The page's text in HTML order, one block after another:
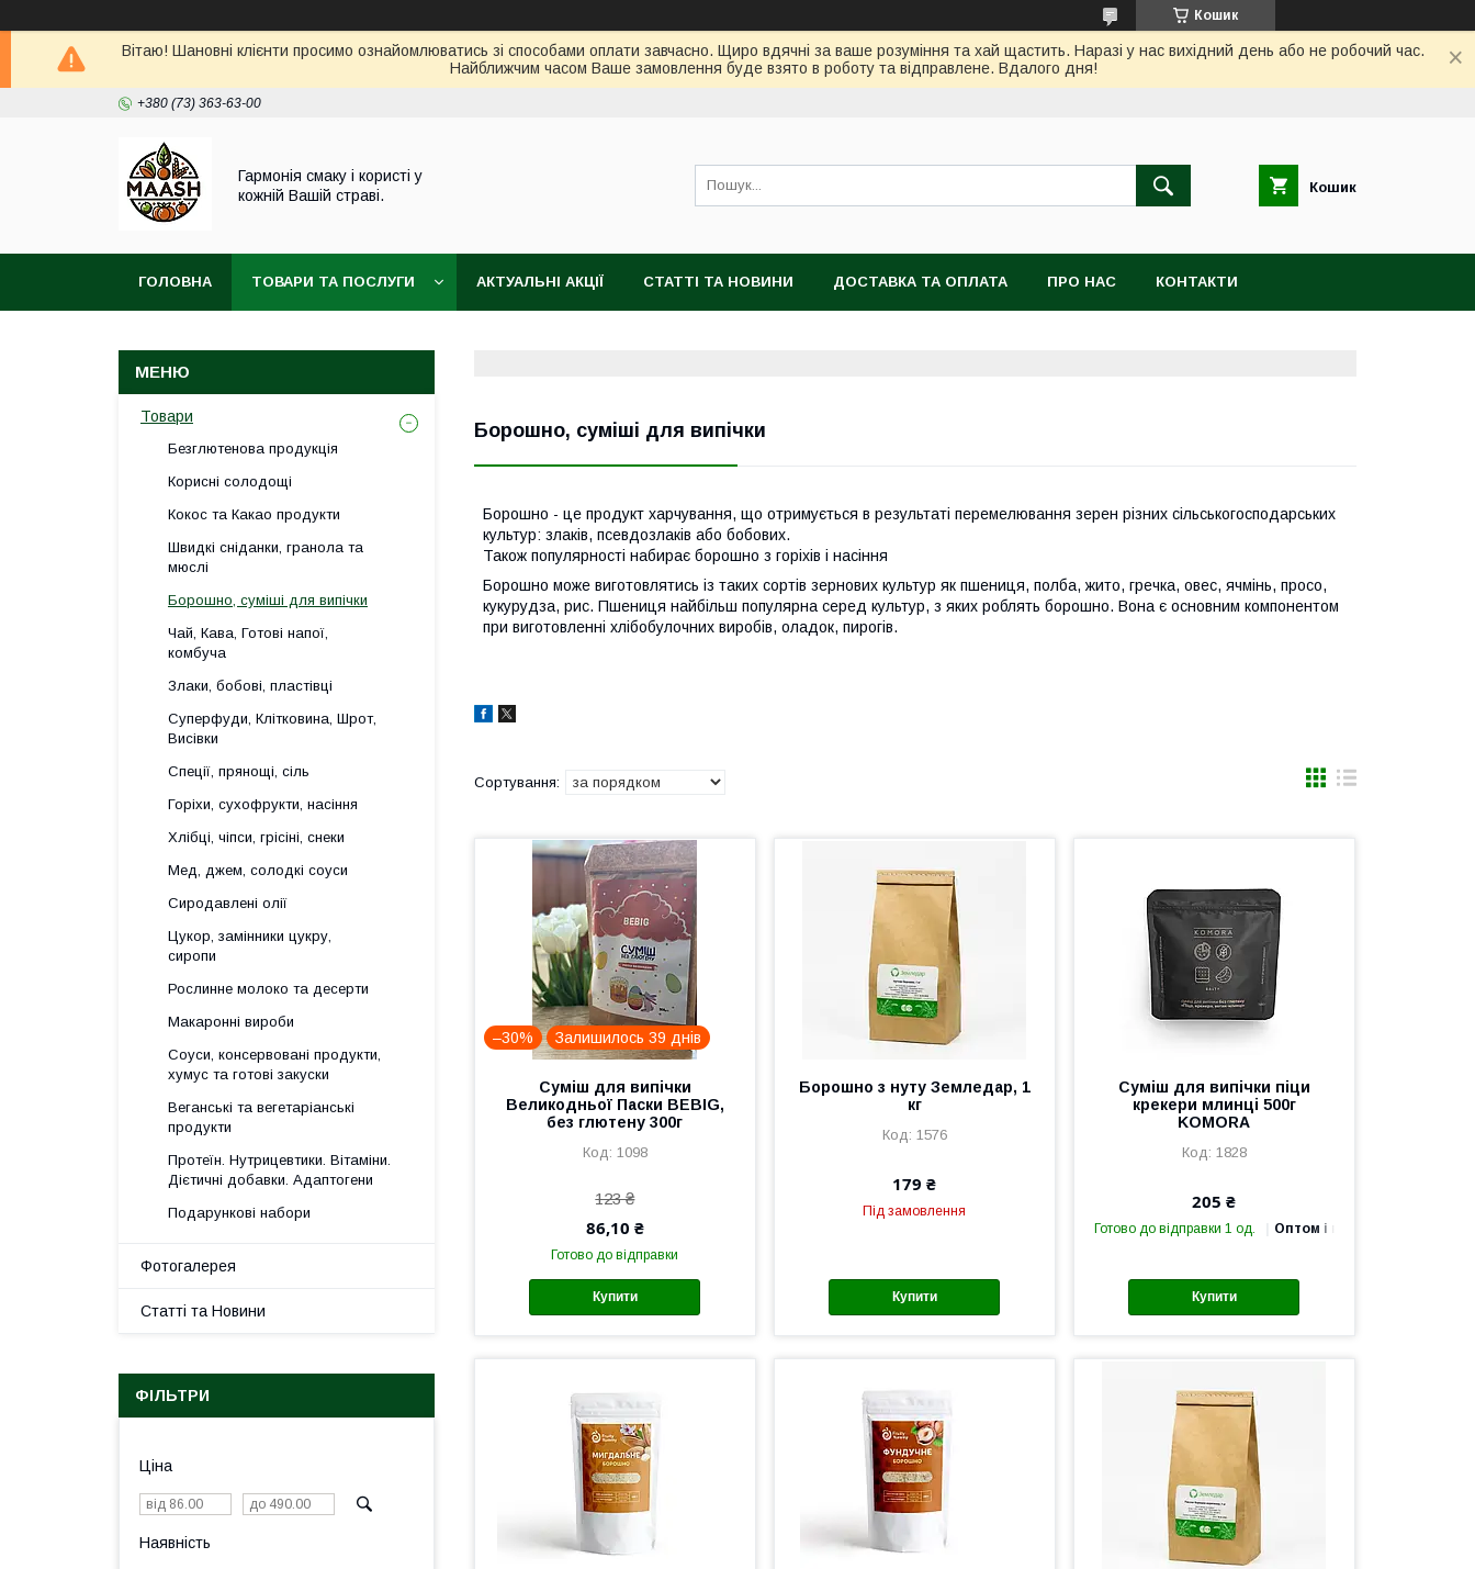
Кошик
Вітаю! Шановні клієнти просимо ознайомлюватись зі способами оплати завчасно. Щиро вдячні за ваше розуміння та хай щастить. Наразі у нас вихідний день або не робочий час.
Найближчим часом Ваше замовлення буде взято в роботу та відправлене. Вдалого дня!
+380 (73) 363-63-00
Гармонія смаку і користі у
кожній Вашій страві.
Кошик
ГОЛОВНА ТОВАРИ ТА ПОСЛУГИ АКТУАЛЬНІ АКЦІЇ СТАТТІ ТА НОВИНИ ДОСТАВКА ТА ОПЛАТА ПРО НАС КОНТАКТИ
Борошно, суміші для випічки
Борошно - це продукт харчування, що отримується в результаті перемелювання зерен різних сільськогосподарських
культур: злаків, псевдозлаків або бобових.
Також популярності набирає борошно з горіхів і насіння
Борошно може виготовлятись із таких сортів зернових культур як пшениця, полба, жито, гречка, овес, ячмінь, просо,
кукурудза, рис. Пшениця найбільш популярна серед культур, з яких роблять борошно. Вона є основним компонентом
при виготовленні хлібобулочних виробів, оладок, пирогів.
–30% Залишилось 39 днів
Суміш для випічки
Великодньої Паски BEBIG,
без глютену 300г
1098
123 ₴
86,10 ₴
Готово до відправки
Купити
Борошно з нуту Земледар, 1
кг
1576
179 ₴
Під замовлення
Купити
Суміш для випічки піци
крекери млинці 500г
KOMORA
1828
205 ₴
Готово до відправки 1 од. Оптом і в роздріб
Купити
Товари
Безглютенова продукція
Корисні солодощі
Кокос та Какао продукти
Швидкі сніданки, гранола та
мюслі
Борошно, суміші для випічки
Чай, Кава, Готові напої,
комбуча
Злаки, бобові, пластівці
Суперфуди, Клітковина, Шрот,
Висівки
Спеції, прянощі, сіль
Горіхи, сухофрукти, насіння
Хлібці, чіпси, грісіні, снеки
Мед, джем, солодкі соуси
Сиродавлені олії
Цукор, замінники цукру,
сиропи
Рослинне молоко та десерти
Макаронні вироби
Соуси, консервовані продукти,
хумус та готові закуски
Веганські та вегетаріанські
продукти
Протеїн. Нутрицевтики. Вітаміни.
Дієтичні добавки. Адаптогени
Подарункові набори
Фотогалерея
Статті та Новини
ФІЛЬТРИ
Ціна
Наявність